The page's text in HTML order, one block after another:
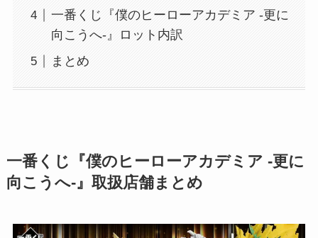
一番くじ『僕のヒーローアカデミア -更に
向こうへ-』ロット内訳
まとめ
一番くじ『僕のヒーローアカデミア -更に
向こうへ-』取扱店舗まとめ